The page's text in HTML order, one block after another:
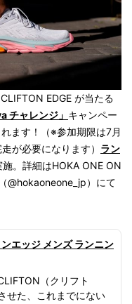
EDGE が当たる
チャレンジ」 キャンペー
ます！（※参加期限は7月
が必要になります） ラン
。詳細はHOKA ONE ON
@hokaoneone_jp）にて
エッジ メンズ ランニン
（クリフト
せた、これまでにない